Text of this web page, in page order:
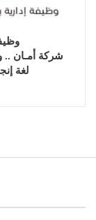
شركة أمـان ..
لغة